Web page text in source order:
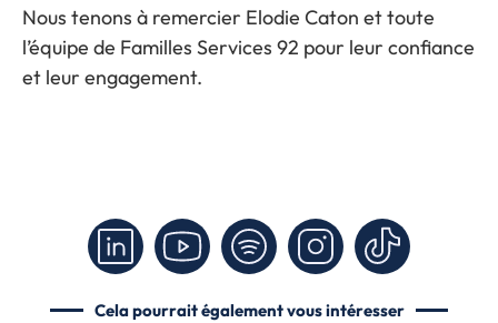
Nous tenons à remercier Elodie Caton et toute
l’équipe de Familles Services 92 pour leur confiance
et leur engagement.
Cela pourrait également vous intéresser